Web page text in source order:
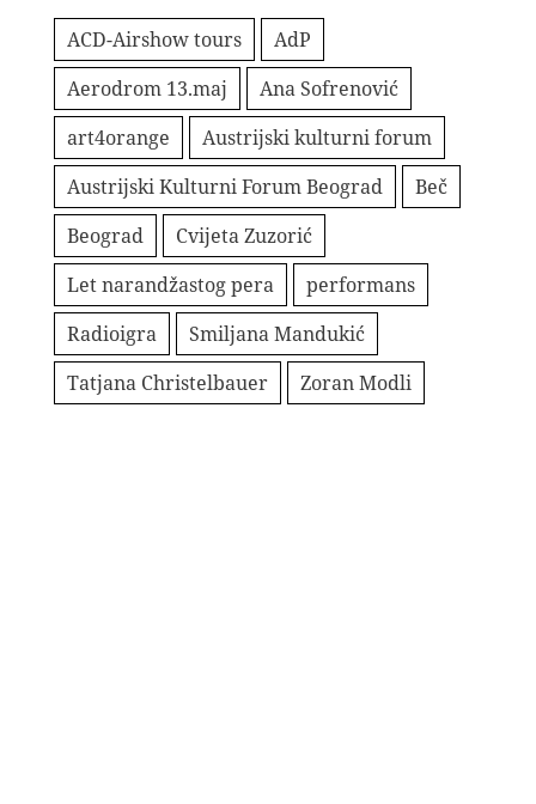
ACD-Airshow tours
AdP
Aerodrom 13.maj
Ana Sofrenović
art4orange
Austrijski kulturni forum
Austrijski Kulturni Forum Beograd
Beč
Beograd
Cvijeta Zuzorić
Let narandžastog pera
performans
Radioigra
Smiljana Mandukić
Tatjana Christelbauer
Zoran Modli